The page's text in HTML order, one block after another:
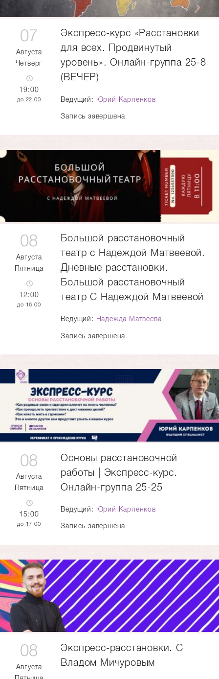
07
Августа
Четверг
19:00
22:00
Экспресс-курс «Расстановки
для всех. Продвинутый
уровень». Онлайн-группа 25-8
(ВЕЧЕР)
Ведущий: Юрий Карпенков
Запись завершена
08
Августа
Пятница
12:00
16:00
Большой расстановочный
театр с Надеждой Матвеевой.
Дневные расстановки.
Большой расстановочный
театр С Надеждой Матвеевой
Ведущий: Надежда Матвеева
Запись завершена
08
Августа
Пятница
15:00
17:00
Основы расстановочной
работы | Экспресс-курс.
Онлайн-группа 25-25
Ведущий: Юрий Карпенков
Запись завершена
08
Августа
Экспресс-расстановки. С
Владом Мичуровым